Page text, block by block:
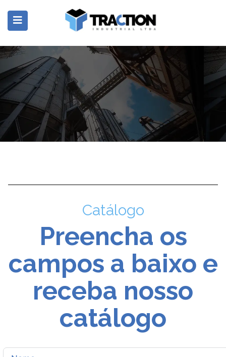
(Produtos)
Catálogo
Preencha os
campos a baixo e
receba nosso
catálogo